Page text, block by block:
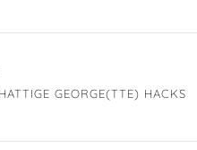
GEORGE(TTE) HACKS